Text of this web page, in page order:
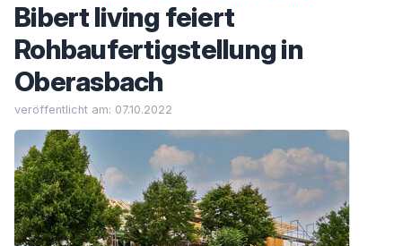
Bibert living feiert
Rohbaufertigstellung in
Oberasbach
veröffentlicht am: 07.10.2022